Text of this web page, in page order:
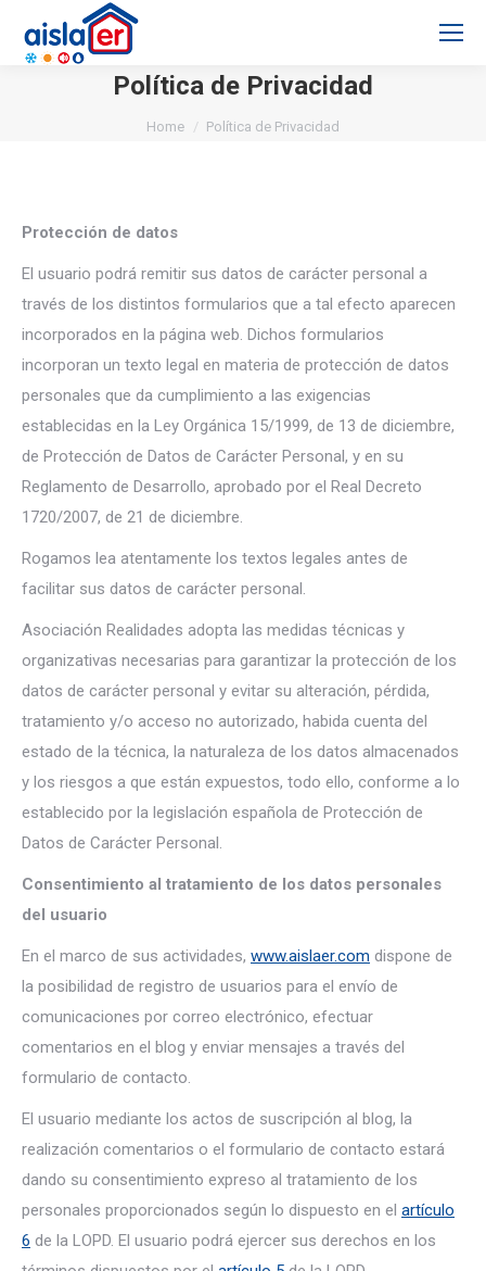
Política de Privacidad
You are here:
Home Política de Privacidad
Protección de datos
El usuario podrá remitir sus datos de carácter personal a
través de los distintos formularios que a tal efecto aparecen
incorporados en la página web. Dichos formularios
incorporan un texto legal en materia de protección de datos
personales que da cumplimiento a las exigencias
establecidas en la Ley Orgánica 15/1999, de 13 de diciembre,
de Protección de Datos de Carácter Personal, y en su
Reglamento de Desarrollo, aprobado por el Real Decreto
1720/2007, de 21 de diciembre.
Rogamos lea atentamente los textos legales antes de
facilitar sus datos de carácter personal.
Asociación Realidades adopta las medidas técnicas y
organizativas necesarias para garantizar la protección de los
datos de carácter personal y evitar su alteración, pérdida,
tratamiento y/o acceso no autorizado, habida cuenta del
estado de la técnica, la naturaleza de los datos almacenados
y los riesgos a que están expuestos, todo ello, conforme a lo
establecido por la legislación española de Protección de
Datos de Carácter Personal.
Consentimiento al tratamiento de los datos personales
del usuario
En el marco de sus actividades, www.aislaer.com dispone de
la posibilidad de registro de usuarios para el envío de
comunicaciones por correo electrónico, efectuar
comentarios en el blog y enviar mensajes a través del
formulario de contacto.
El usuario mediante los actos de suscripción al blog, la
realización comentarios o el formulario de contacto estará
dando su consentimiento expreso al tratamiento de los
personales proporcionados según lo dispuesto en el artículo
6 de la LOPD. El usuario podrá ejercer sus derechos en los